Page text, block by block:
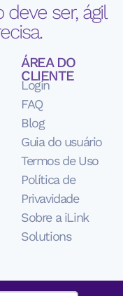
ser, ágil
ÁREA DO
CLIENTE
Login
FAQ
Blog
Guia do usuário
Termos de Uso
Política de
Privavidade
Sobre a iLink
Solutions